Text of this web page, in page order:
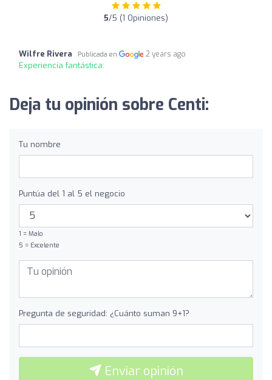
5/5 (1 Opiniones)
Wilfre Rivera Publicada en 2 years ago
Experiencia fantástica:
Deja tu opinión sobre Centi:
Tu nombre
Puntúa del 1 al 5 el negocio
1 = Malo
5 = Excelente
Pregunta de seguridad: ¿Cuánto suman 9+1?
Enviar opinión